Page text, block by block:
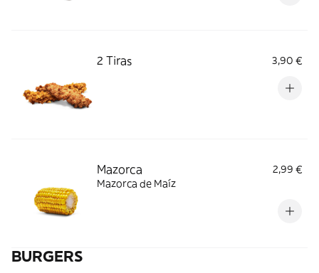
2 Tiras 3,90 €
Mazorca
2,99 €
Mazorca de Maíz
BURGERS